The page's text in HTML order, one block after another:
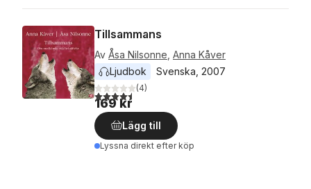
Tillsammans
Av Åsa Nilsonne Anna Kåver
Ljudbok
Svenska 2007
4,5utav 5 stjärnor. Totalt antal röster:
(4)
169 kr
Lägg till
Lyssna direkt efter köp